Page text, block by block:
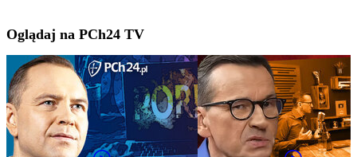
Oglądaj na PCh24 TV